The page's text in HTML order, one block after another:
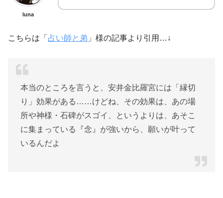
luna
こちらは「 占い師と弟 」様の記事より引用…↓
本当のところを言うと、安井金比羅宮には「縁切
り」効果がある……けどね、その効果は、あの場
所や神様・石碑がスゴイ、というよりは、あそこ
に集まっている『念』が強いから、願いが叶って
いるんだよ